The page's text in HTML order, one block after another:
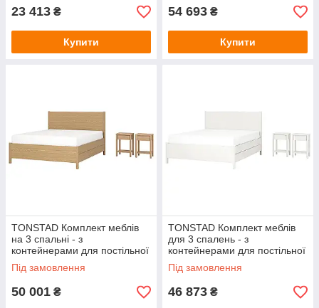
23 413 ₴
Купити
54 693 ₴
Купити
TONSTAD Комплект меблів
на 3 спальні - з
контейнерами для постільної
білизни/дубовий шпон
140х200 см IKEA 395.775.57
Під замовлення
50 001 ₴
TONSTAD Комплект меблів
для 3 спалень - з
контейнерами для постільної
білизни/кремовий 160х200 см
IKEA 995.775.83
Під замовлення
46 873 ₴